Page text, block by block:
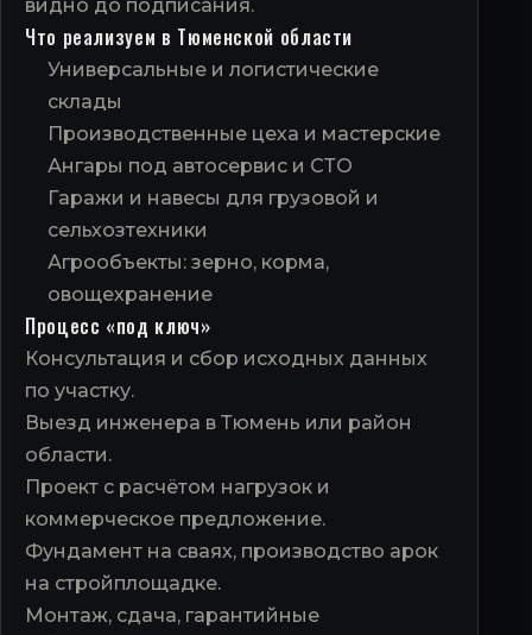
видно до подписания.
Что реализуем в Тюменской области
Универсальные и логистические
склады
Производственные цеха и мастерские
Ангары под автосервис и СТО
Гаражи и навесы для грузовой и
сельхозтехники
Агрообъекты: зерно, корма,
овощехранение
Процесс «под ключ»
Консультация и сбор исходных данных
по участку.
Выезд инженера в Тюмень или район
области.
Проект с расчётом нагрузок и
коммерческое предложение.
Фундамент на сваях, производство арок
на стройплощадке.
Монтаж, сдача, гарантийные